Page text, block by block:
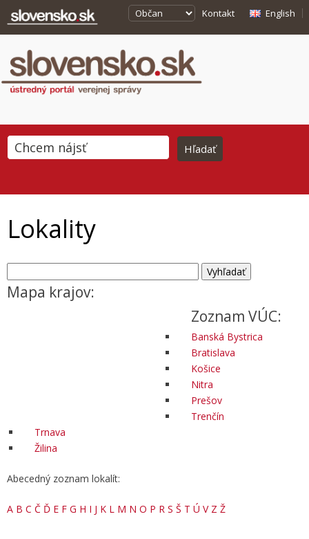
Kontakt English
Lokality
Mapa krajov:
Zoznam VÚC:
Banská Bystrica
Bratislava
Košice
Nitra
Prešov
Trenčín
Trnava
Žilina
Abecedný zoznam lokalít:
A B C Č Ď E F G H I J K L M N O P R S Š T Ú V Z Ž